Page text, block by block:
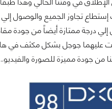
عليهما جوجل بشكل مكثف في
من جودة مميزة للصورة والفيديو..